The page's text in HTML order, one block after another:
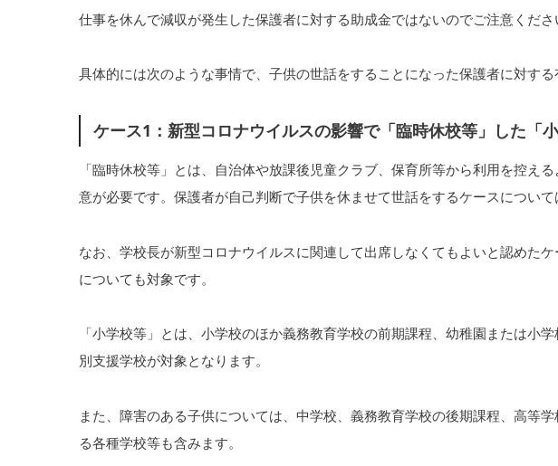
仕事を休んで減収が発生した保護者に対する助成金ではないのでご注意くださ
具体的には次のような事情で、子供の世話をすることになった保護者に対する
ケース1：新型コロナウイルスの影響で「臨時休校等」した「
「臨時休校等」とは、自治体や放課後児童クラブ、保育所等から利用を控え
意が必要です。保護者が自己判断で子供を休ませて世話をするケースについて
なお、学校長が新型コロナウイルスに関連して出席しなくてもよいと認めた
についても対象です。
「小学校等」とは、小学校のほか義務教育学校の前期課程、幼稚園または小
別支援学校が対象となります。
また、障害のある子供については、中学校、義務教育学校の後期課程、高等
る各種学校等も含みます。